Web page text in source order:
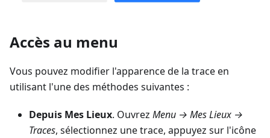
Accès au menu
Vous pouvez modifier l'apparence de la trace en
utilisant l'une des méthodes suivantes :
Depuis Mes Lieux. Ouvrez Menu → Mes Lieux →
Traces, sélectionnez une trace, appuyez sur l'icône